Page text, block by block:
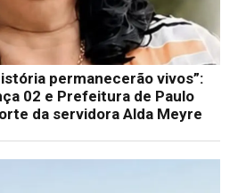
permanecerão vivos”:
02 e Prefeitura de Paulo
da servidora Alda Meyre